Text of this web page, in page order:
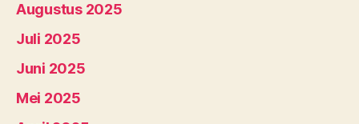
Augustus 2025
Juli 2025
Juni 2025
Mei 2025